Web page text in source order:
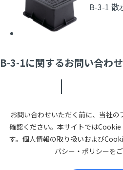
B-3-1 散
B-3-1に関するお問い合わせ
お問い合わせいただく前に、当社
確認ください。本サイトでは
す。個人情報の取り扱いおよび
バシー・ポリシーをご